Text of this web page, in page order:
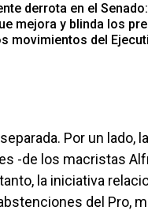
derrota en el
mejora y blinda los
del
Por un lado,
-de los macristas
la iniciativa
del Pro,